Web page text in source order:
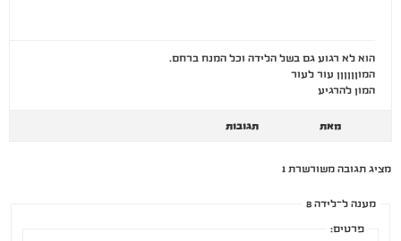
הוא לא רגוע גם בשל הלידה וכל המנח ברחם.
המוןןןןןן עור לעור
המון להרגיע
מאת תגובות
מציג תגובה משורשרת 1
מענה ל־לידה 8
פרטים: